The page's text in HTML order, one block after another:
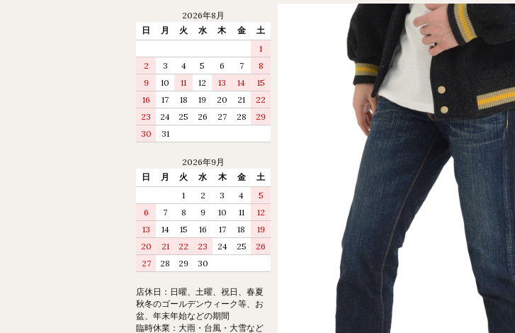
2026年8月
日
月 火 水 木 金
土
1
2
3 4 5 6 7
8
9
10 11 12 13 14
15
16
17 18 19 20 21
22
23
24 25 26 27 28
29
30
31
2026年9月
日
月 火 水 木 金
土
1
2 3 4
5
6
7 8 9 10 11
12
13
14 15 16 17 18
19
20
21 22 23 24 25
26
27
28 29 30
店休日：日曜、土曜、祝日、春夏
秋冬のゴールデンウィーク等、お
盆、年末年始などの期間
臨時休業：大雨・台風・大雪など